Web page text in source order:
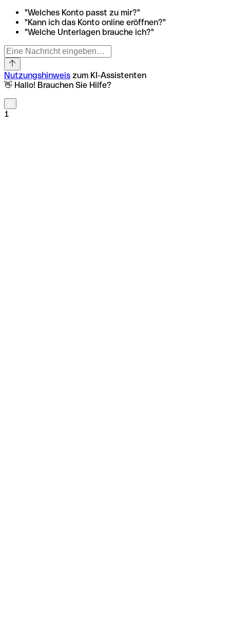
"Welches Konto passt zu mir?"
"Kann ich das Konto online eröffnen?"
"Welche Unterlagen brauche ich?"
Nutzungshinweis zum KI-Assistenten
👋 Hallo! Brauchen Sie Hilfe?
1